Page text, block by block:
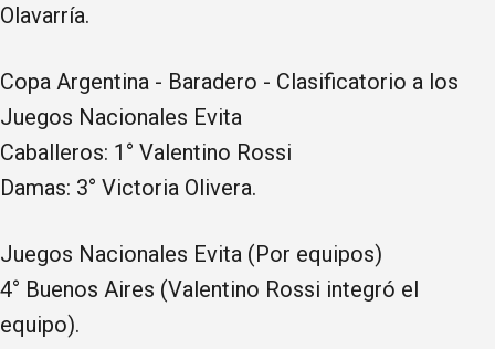
Olavarría.
Copa Argentina - Baradero - Clasificatorio a los
Juegos Nacionales Evita
Caballeros: 1° Valentino Rossi
Damas: 3° Victoria Olivera.
Juegos Nacionales Evita (Por equipos)
4° Buenos Aires (Valentino Rossi integró el
equipo).